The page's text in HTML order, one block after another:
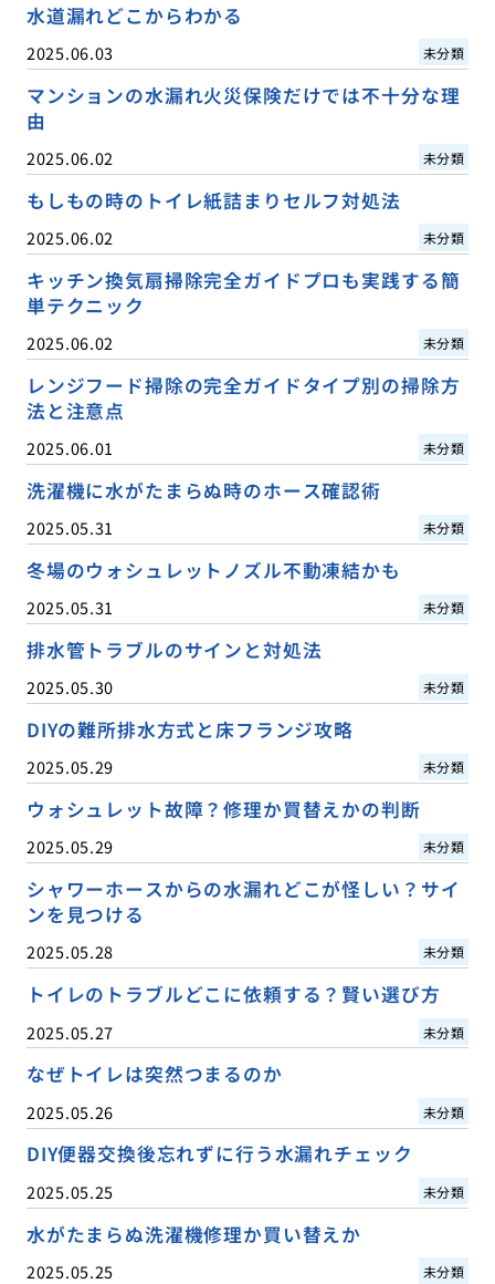
水道漏れどこからわかる
2025.06.03 未分類
マンションの水漏れ火災保険だけでは不十分な理
由
2025.06.02 未分類
もしもの時のトイレ紙詰まりセルフ対処法
2025.06.02 未分類
キッチン換気扇掃除完全ガイドプロも実践する簡
単テクニック
2025.06.02 未分類
レンジフード掃除の完全ガイドタイプ別の掃除方
法と注意点
2025.06.01 未分類
洗濯機に水がたまらぬ時のホース確認術
2025.05.31 未分類
冬場のウォシュレットノズル不動凍結かも
2025.05.31 未分類
排水管トラブルのサインと対処法
2025.05.30 未分類
DIYの難所排水方式と床フランジ攻略
2025.05.29 未分類
ウォシュレット故障？修理か買替えかの判断
2025.05.29 未分類
シャワーホースからの水漏れどこが怪しい？サイ
ンを見つける
2025.05.28 未分類
トイレのトラブルどこに依頼する？賢い選び方
2025.05.27 未分類
なぜトイレは突然つまるのか
2025.05.26 未分類
DIY便器交換後忘れずに行う水漏れチェック
2025.05.25 未分類
水がたまらぬ洗濯機修理か買い替えか
2025.05.25 未分類